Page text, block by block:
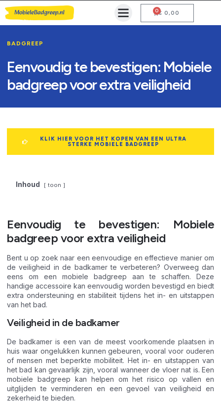
€ 0,00
0
BADGREEP
Eenvoudig te bevestigen: Mobiele
badgreep voor extra veiligheid
KLIK HIER VOOR HET KOPEN VAN EEN ULTRA
STERKE MOBIELE BADGREEP
Inhoud toon
Eenvoudig te bevestigen: Mobiele
badgreep voor extra veiligheid
Bent u op zoek naar een eenvoudige en effectieve manier om
de veiligheid in de badkamer te verbeteren? Overweeg dan
eens om een mobiele badgreep aan te schaffen. Deze
handige accessoire kan eenvoudig worden bevestigd en biedt
extra ondersteuning en stabiliteit tijdens het in- en uitstappen
van het bad.
Veiligheid in de badkamer
De badkamer is een van de meest voorkomende plaatsen in
huis waar ongelukken kunnen gebeuren, vooral voor ouderen
of mensen met beperkte mobiliteit. Het in- en uitstappen van
het bad kan gevaarlijk zijn, vooral wanneer de vloer nat is. Een
mobiele badgreep kan helpen om het risico op vallen en
uitglijden te verminderen en een gevoel van veiligheid en
zekerheid te bieden.